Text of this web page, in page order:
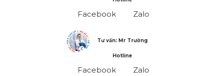
Facebook Zalo
Tư vấn: Mr Trường
Hotline
Facebook Zalo